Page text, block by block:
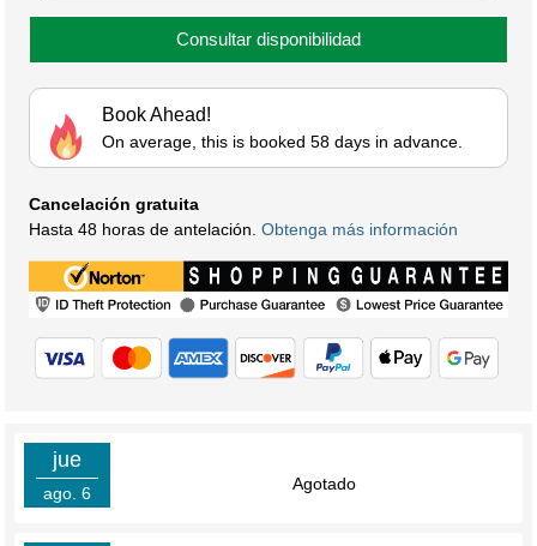
Consultar disponibilidad
Book Ahead!
On average, this is booked 58 days in advance.
Cancelación gratuita
Hasta 48 horas de antelación. Obtenga más información
jue
ago. 6 Agotado